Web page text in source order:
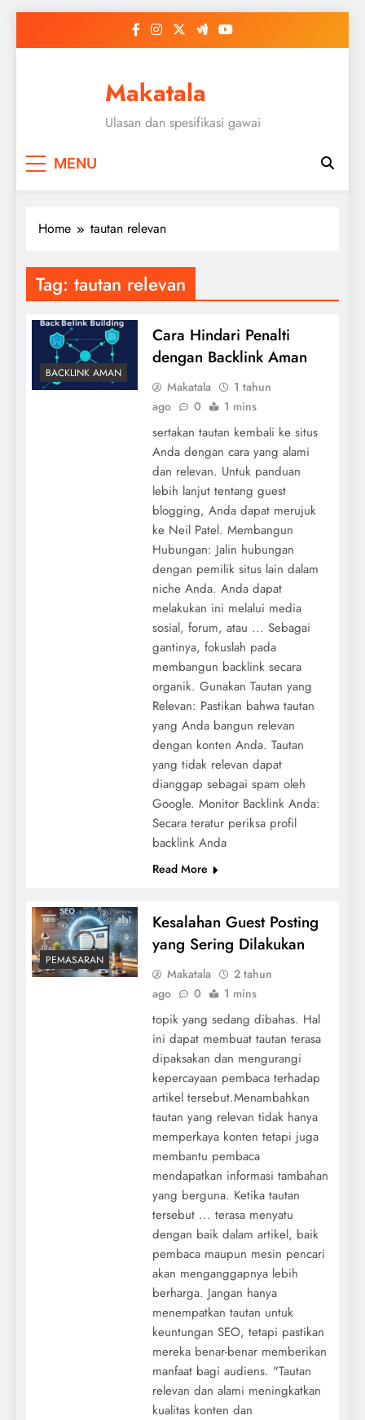
Makatala
Ulasan dan spesifikasi gawai
MENU
Home tautan relevan
Tag: tautan relevan
BACKLINK AMAN
Cara Hindari Penalti
dengan Backlink Aman
Makatala
1 tahun
ago
0 1 mins
sertakan tautan kembali ke situs
Anda dengan cara yang alami
dan relevan. Untuk panduan
lebih lanjut tentang guest
blogging, Anda dapat merujuk
ke Neil Patel. Membangun
Hubungan: Jalin hubungan
dengan pemilik situs lain dalam
niche Anda. Anda dapat
melakukan ini melalui media
sosial, forum, atau ... Sebagai
gantinya, fokuslah pada
membangun backlink secara
organik. Gunakan Tautan yang
Relevan: Pastikan bahwa tautan
yang Anda bangun relevan
dengan konten Anda. Tautan
yang tidak relevan dapat
dianggap sebagai spam oleh
Google. Monitor Backlink Anda:
Secara teratur periksa profil
backlink Anda
Read More
PEMASARAN
Kesalahan Guest Posting
yang Sering Dilakukan
Makatala
2 tahun
ago
0 1 mins
topik yang sedang dibahas. Hal
ini dapat membuat tautan terasa
dipaksakan dan mengurangi
kepercayaan pembaca terhadap
artikel tersebut.Menambahkan
tautan yang relevan tidak hanya
memperkaya konten tetapi juga
membantu pembaca
mendapatkan informasi tambahan
yang berguna. Ketika tautan
tersebut ... terasa menyatu
dengan baik dalam artikel, baik
pembaca maupun mesin pencari
akan menganggapnya lebih
berharga. Jangan hanya
menempatkan tautan untuk
keuntungan SEO, tetapi pastikan
mereka benar-benar memberikan
manfaat bagi audiens. "Tautan
relevan dan alami meningkatkan
kualitas konten dan